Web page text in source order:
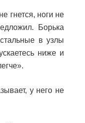
гнется, ноги не
Борька
в узлы
ниже и
у него не